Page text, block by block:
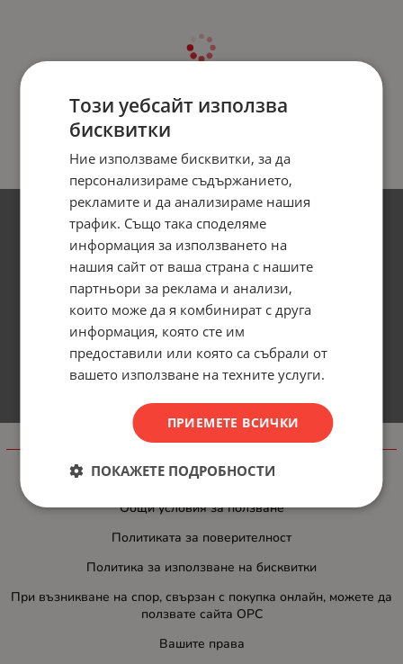
Информация
Доставка и плащане
Общи условия за ползване
Политиката за поверителност
Политика за използване на бисквитки
При възникване на спор, свързан с покупка онлайн, можете да
ползвате сайта ОРС
Вашите права
Този уебсайт използва
бисквитки
Ние използваме бисквитки, за да
персонализираме съдържанието,
рекламите и да анализираме нашия
трафик. Също така споделяме
информация за използването на
нашия сайт от ваша страна с нашите
партньори за реклама и анализи,
които може да я комбинират с друга
информация, която сте им
предоставили или която са събрали от
вашето използване на техните услуги.
ПРИЕМЕТЕ ВСИЧКИ
ПОКАЖЕТЕ ПОДРОБНОСТИ